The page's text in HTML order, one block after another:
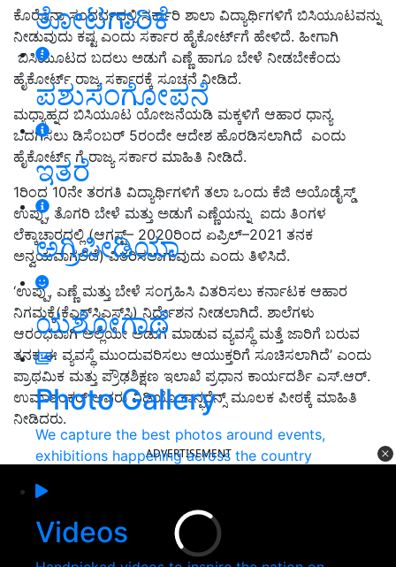
ತೋಟಗಾರಿಕೆ
ಪಶುಸಂಗೋಪನೆ
ಇತರೆ
ಅಗ್ರಿಪೀಡಿಯಾ
ಯಶೋಗಾಥೆ
Photo Gallery
We capture the best photos around events,
exhibitions happening across the country
Videos
ಕೊರೊನಾ ಸಂದರ್ಭದಲ್ಲಿ ಸರ್ಕಾರಿ ಶಾಲಾ ವಿದ್ಯಾರ್ಥಿಗಳಿಗೆ ಬಿಸಿಯೂಟವನ್ನು
ನೀಡುವುದು ಕಷ್ಟ ಎಂದು ಸರ್ಕಾರ ಹೈಕೋರ್ಟ್‌ಗೆ ಹೇಳಿದೆ. ಹೀಗಾಗಿ
ಬಿಸಿಯೂಟದ ಬದಲು ಅಡುಗೆ ಎಣ್ಣೆ ಹಾಗೂ ಬೇಳೆ ನೀಡಬೇಕೆಂದು
ಹೈಕೋರ್ಟ್ ರಾಜ್ಯ ಸರ್ಕಾರಕ್ಕೆ ಸೂಚನೆ ನೀಡಿದೆ.
ಮಧ್ಯಾಹ್ನದ ಬಿಸಿಯೂಟ ಯೋಜನೆಯಡಿ ಮಕ್ಕಳಿಗೆ ಆಹಾರ ಧಾನ್ಯ
ಒದಗಿಸಲು ಡಿಸೆಂಬರ್ 5ರಂದೇ ಆದೇಶ ಹೊರಡಿಸಲಾಗಿದೆ ಎಂದು
ಹೈಕೋರ್ಟ್‌ ಗೆ ರಾಜ್ಯ ಸರ್ಕಾರ ಮಾಹಿತಿ ನೀಡಿದೆ.
1ರಿಂದ 10ನೇ ತರಗತಿ ವಿದ್ಯಾರ್ಥಿಗಳಿಗೆ ತಲಾ ಒಂದು ಕೆಜಿ ಅಯೊಡೈಸ್ಡ್‌
ಉಪ್ಪು, ತೊಗರಿ ಬೇಳೆ ಮತ್ತು ಅಡುಗೆ ಎಣ್ಣೆಯನ್ನು ಐದು ತಿಂಗಳ
ಲೆಕ್ಕಾಚಾರದಲ್ಲಿ (ಆಗಸ್ಟ್– 2020ರಿಂದ ಏಪ್ರಿಲ್–2021 ತನಕ
ಅನ್ವಯವಾಗಲಿದೆ) ವಿತರಿಸಲಾಗುವುದು ಎಂದು ತಿಳಿಸಿದೆ.
‘ಉಪ್ಪು, ಎಣ್ಣೆ ಮತ್ತು ಬೇಳೆ ಸಂಗ್ರಹಿಸಿ ವಿತರಿಸಲು ಕರ್ನಾಟಕ ಆಹಾರ
ನಿಗಮಕ್ಕೆ(ಕೆಎಸ್‌ಸಿಎಸ್‌ಸಿ) ನಿರ್ದೇಶನ ನೀಡಲಾಗಿದೆ. ಶಾಲೆಗಳು
ಆರಂಭವಾಗಿ ಅಲ್ಲಿಯೇ ಅಡುಗೆ ಮಾಡುವ ವ್ಯವಸ್ಥೆ ಮತ್ತೆ ಜಾರಿಗೆ ಬರುವ
ತನಕ ಈ ವ್ಯವಸ್ಥೆ ಮುಂದುವರಿಸಲು ಆಯುಕ್ತರಿಗೆ ಸೂಚಿಸಲಾಗಿದೆ’ ಎಂದು
ಪ್ರಾಥಮಿಕ ಮತ್ತು ಪ್ರೌಢಶಿಕ್ಷಣ ಇಲಾಖೆ ಪ್ರಧಾನ ಕಾರ್ಯದರ್ಶಿ ಎಸ್.ಆರ್.
ಉಮಾಶಂಕರ್ ಅವರು ವಿಡಿಯೊ ಕಾನ್ಫರೆನ್ಸ್ ಮೂಲಕ ಪೀಠಕ್ಕೆ ಮಾಹಿತಿ
ನೀಡಿದರು.
ADVERTISEMENT